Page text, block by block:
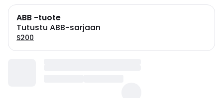
ABB -tuote
Tutustu ABB-sarjaan
S200